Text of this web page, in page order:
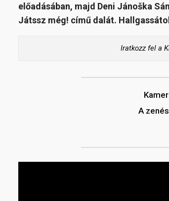
előadásában, majd Deni Jánoška
Játssz még! című dalát.
Iratkozz fel a
A